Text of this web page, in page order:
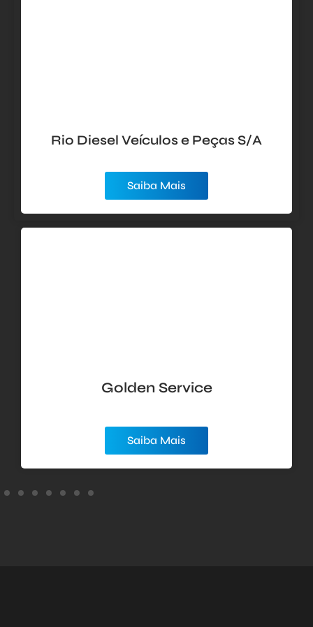
Rio Diesel Veículos e Peças S/A
Saiba Mais
Callmed